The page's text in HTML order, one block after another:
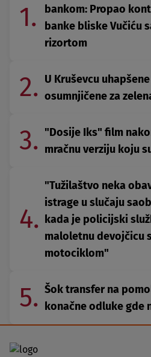
1.
bankom: Propao
banke bliske Vučiću
rizortom
2. U Kruševcu
osumnjičene za
3. "Dosije Iks" film
mračnu verziju koju
4.
"Tužilaštvo neka
istrage u slučaju
kada je policijski
maloletnu devojčicu
motociklom"
5. Šok transfer na
konačne odluke gde